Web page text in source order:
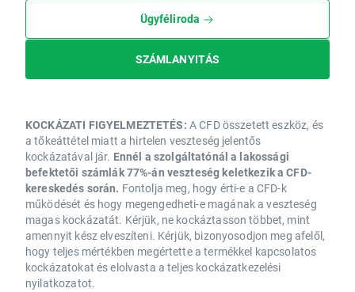
Ügyféliroda
SZÁMLANYITÁS
KOCKÁZATI FIGYELMEZTETÉS: A CFD összetett eszköz, és
a tőkeáttétel miatt a hirtelen veszteség jelentős
kockázatával jár. Ennél a szolgáltatónál a lakossági
befektetői számlák 77%-án veszteség keletkezik a CFD-
kereskedés során. Fontolja meg, hogy érti-e a CFD-k
működését és hogy megengedheti-e magának a veszteség
magas kockázatát. Kérjük, ne kockáztasson többet, mint
amennyit kész elveszíteni. Kérjük, bizonyosodjon meg afelől,
hogy teljes mértékben megértette a termékkel kapcsolatos
kockázatokat és elolvasta a teljes kockázatkezelési
nyilatkozatot.